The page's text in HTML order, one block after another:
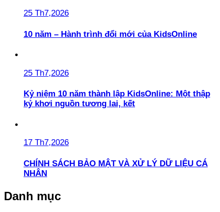
25 Th7,2026
10 năm – Hành trình đổi mới của KidsOnline
25 Th7,2026
Kỷ niệm 10 năm thành lập KidsOnline: Một thập
kỷ khơi nguồn tương lai, kết
17 Th7,2026
CHÍNH SÁCH BẢO MẬT VÀ XỬ LÝ DỮ LIỆU CÁ
NHÂN
Danh mục